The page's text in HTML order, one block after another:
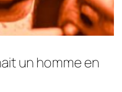
un homme en